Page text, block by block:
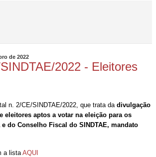
de 2022
2022 - Eleitores
n. 2/CE/SINDTAE/2022, que trata da divulgação
eleitores aptos a votar na eleição para os
do Conselho Fiscal do SINDTAE, mandato
a lista AQUI